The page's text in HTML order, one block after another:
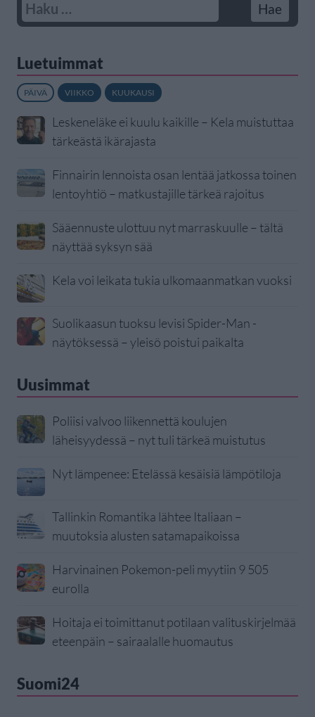
Luetuimmat
PÄIVÄ VIIKKO KUUKAUSI
Leskeneläke ei kuulu kaikille – Kela muistuttaa
tärkeästä ikärajasta
Finnairin lennoista osan lentää jatkossa toinen
lentoyhtiö – matkustajille tärkeä rajoitus
Sääennuste ulottuu nyt marraskuulle – tältä
näyttää syksyn sää
Kela voi leikata tukia ulkomaanmatkan vuoksi
Suolikaasun tuoksu levisi Spider-Man -
näytöksessä – yleisö poistui paikalta
Uusimmat
Poliisi valvoo liikennettä koulujen
läheisyydessä – nyt tuli tärkeä muistutus
Nyt lämpenee: Etelässä kesäisiä lämpötiloja
Tallinkin Romantika lähtee Italiaan –
muutoksia alusten satamapaikoissa
Harvinainen Pokemon-peli myytiin 9 505
eurolla
Hoitaja ei toimittanut potilaan valituskirjelmää
eteenpäin – sairaalalle huomautus
Suomi24